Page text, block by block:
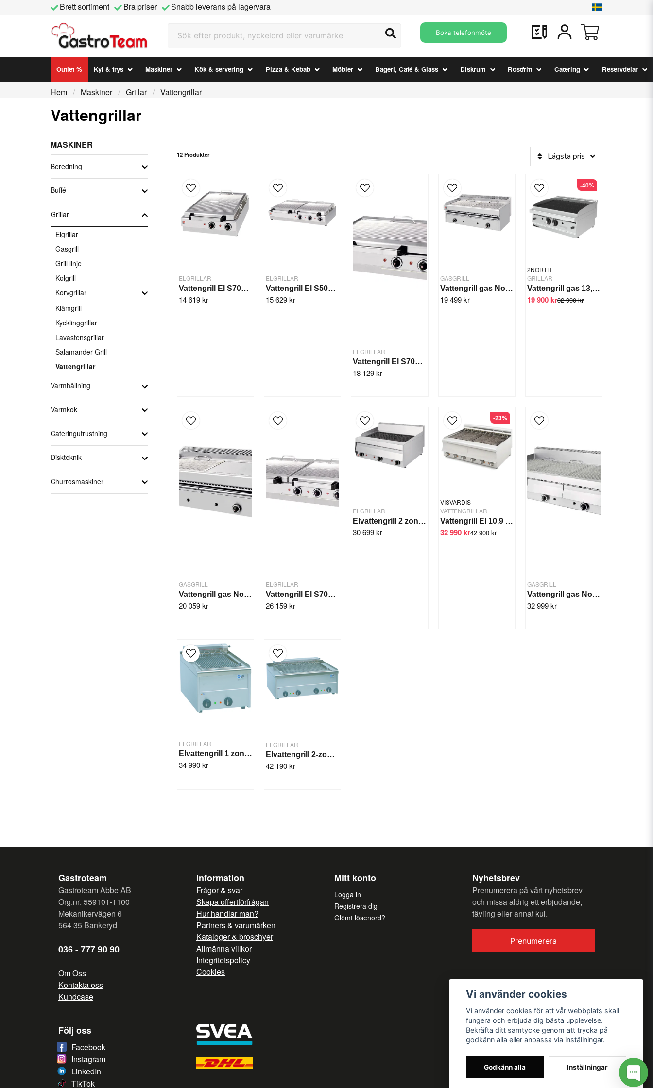
Brett sortiment Bra priser
Snabb leverans på lagervara
Boka telefonmöte
Outlet % Kyl & frys Maskiner Kök & servering Pizza & Kebab Möbler Bageri, Café & Glass Diskrum Rostfritt Catering Reservdelar
Hem Maskiner Grillar Vattengrillar
Vattengrillar
MASKINER
Beredning
Buffé
Grillar
Elgrillar
Gasgrill
Grill linje
Kolgrill
Korvgrillar
Klämgrill
Kycklinggrillar
Lavastensgrillar
Salamander Grill
Vattengrillar
Varmhållning
Varmkök
Cateringutrustning
Diskteknik
Churrosmaskiner
12 Produkter Lägsta pris
ELGRILLAR
Vattengrill El S700, 2 zon, 8,1 kW
14 619 kr
ELGRILLAR
Vattengrill El S500 3 zon, 10,0 kW
15 629 kr
ELGRILLAR
Vattengrill El S700, 2 zon, 11,1 kW
18 129 kr
GASGRILL
Vattengrill gas North V20, 2-zon 18 kW
19 499 kr
2NORTH
GRILLAR
Vattengrill gas 13,8 kW 2 brännare
32 990 kr
19 900 kr
-40%
GASGRILL
Vattengrill gas North V25, 2-zon 15,9 kW
20 059 kr
ELGRILLAR
Vattengrill El S700, 3 zon, 16,2 kW
26 159 kr
ELGRILLAR
Elvattengrill 2 zon, 65x70x30 cm
30 699 kr
VISVARDIS
VATTENGRILLAR
Vattengrill El 10,9 kW GED 870 CAT
42 900 kr
32 990 kr
-23%
GASGRILL
Vattengrill gas North T703, 3-zon 33 kW
32 999 kr
ELGRILLAR
Elvattengrill 1 zon 4 kW GN 1/1-100 mm
34 990 kr
ELGRILLAR
Elvattengrill 2-zon 8,16 kW/400 V
42 190 kr
Gastroteam
Gastroteam Abbe AB
Org.nr: 559101-1100
Mekanikervägen 6
564 35 Bankeryd
036 - 777 90 90
Om Oss
Kontakta oss
Kundcase
Information
Frågor & svar
Skapa offertförfrågan
Hur handlar man?
Partners & varumärken
Kataloger & broschyer
Allmänna villkor
Integritetspolicy
Cookies
Mitt konto
Logga in
Registrera dig
Glömt lösenord?
Nyhetsbrev
Prenumerera på vårt nyhetsbrev
och missa aldrig ett erbjudande,
tävling eller annat kul.
Prenumerera
Följ oss
Facebook
Instagram
LinkedIn
TikTok
Vi använder cookies
Vi använder cookies för att vår webbplats skall
fungera och erbjuda dig bästa upplevelse.
Bekräfta ditt samtycke genom att trycka på
godkänn alla eller anpassa via inställningar.
Godkänn alla Inställningar